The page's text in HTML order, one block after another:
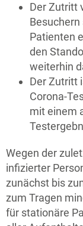
Der Zutritt
Patienten
den
weiterhin
Der Zutritt
Corona-
mit einem
Wegen der
infizierter
zunächst bis
zum Tragen
für stationäre